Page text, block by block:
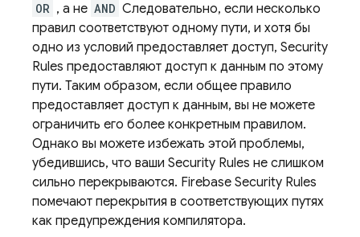
OR , а не AND Следовательно, если несколько
правил соответствуют одному пути, и хотя бы
одно из условий предоставляет доступ, Security
Rules предоставляют доступ к данным по этому
пути. Таким образом, если общее правило
предоставляет доступ к данным, вы не можете
ограничить его более конкретным правилом.
Однако вы можете избежать этой проблемы,
убедившись, что ваши Security Rules не слишком
сильно перекрываются. Firebase Security Rules
помечают перекрытия в соответствующих путях
как предупреждения компилятора.